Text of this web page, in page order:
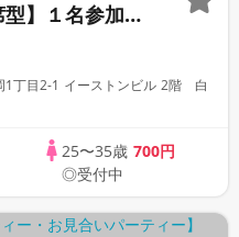
】１名参加多
ワークス主催
1丁目2-1 イーストンビル 2階 白
25〜35歳 700円
◎受付中